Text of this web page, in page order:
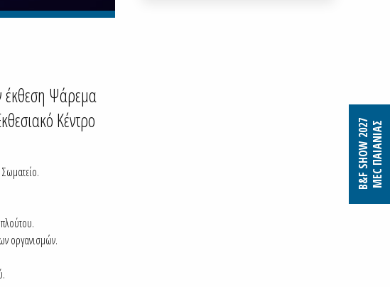
έκθεση Ψάρεμα
Κέντρο
οργανισμών.
B&F SHOW 2027MEC ΠΑΙΑΝΙΑΣ